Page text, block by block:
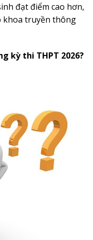
đạt điểm cao hơn,
khoa truyền thông
kỳ thi THPT 2026?